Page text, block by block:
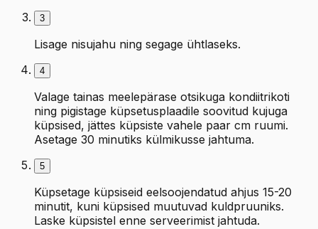
3
Lisage nisujahu ning segage ühtlaseks.
4
Valage tainas meelepärase otsikuga kondiitrikoti
ning pigistage küpsetusplaadile soovitud kujuga
küpsised, jättes küpsiste vahele paar cm ruumi.
Asetage 30 minutiks külmikusse jahtuma.
5
Küpsetage küpsiseid eelsoojendatud ahjus 15-20
minutit, kuni küpsised muutuvad kuldpruuniks.
Laske küpsistel enne serveerimist jahtuda.